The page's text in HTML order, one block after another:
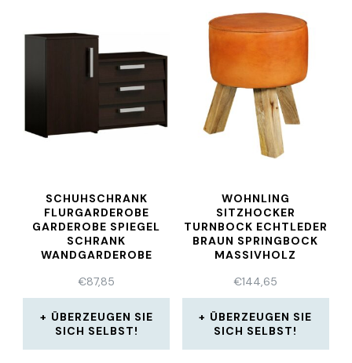
SCHUHSCHRANK
FLURGARDEROBE
GARDEROBE SPIEGEL
SCHRANK
WANDGARDEROBE
€87,85
ÜBERZEUGEN SIE
SICH SELBST!
WOHNLING
SITZHOCKER
TURNBOCK ECHTLEDER
BRAUN SPRINGBOCK
MASSIVHOLZ
€144,65
ÜBERZEUGEN SIE
SICH SELBST!